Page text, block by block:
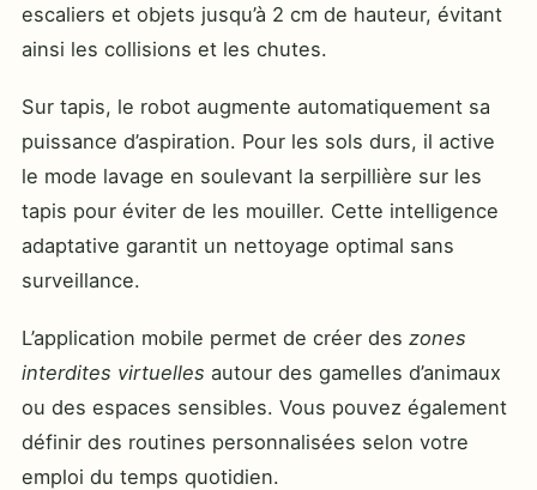
escaliers et objets jusqu’à 2 cm de hauteur, évitant
ainsi les collisions et les chutes.
Sur tapis, le robot augmente automatiquement sa
puissance d’aspiration. Pour les sols durs, il active
le mode lavage en soulevant la serpillière sur les
tapis pour éviter de les mouiller. Cette intelligence
adaptative garantit un nettoyage optimal sans
surveillance.
L’application mobile permet de créer des zones
interdites virtuelles autour des gamelles d’animaux
ou des espaces sensibles. Vous pouvez également
définir des routines personnalisées selon votre
emploi du temps quotidien.